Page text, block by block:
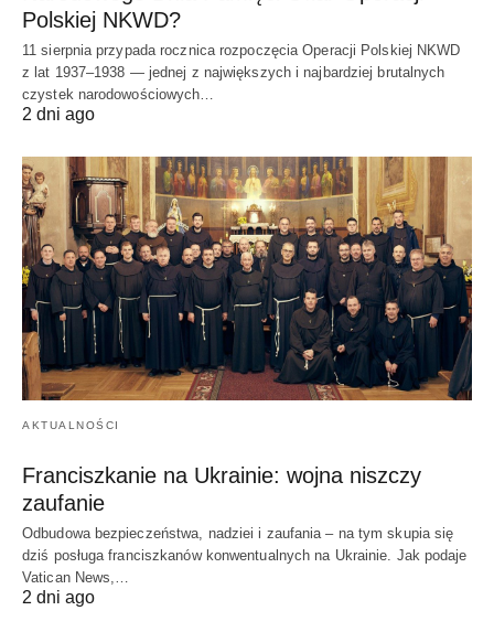
Polskiej NKWD?
11 sierpnia przypada rocznica rozpoczęcia Operacji Polskiej NKWD
z lat 1937–1938 — jednej z największych i najbardziej brutalnych
czystek narodowościowych…
2 dni ago
AKTUALNOŚCI
Franciszkanie na Ukrainie: wojna niszczy
zaufanie
Odbudowa bezpieczeństwa, nadziei i zaufania – na tym skupia się
dziś posługa franciszkanów konwentualnych na Ukrainie. Jak podaje
Vatican News,…
2 dni ago